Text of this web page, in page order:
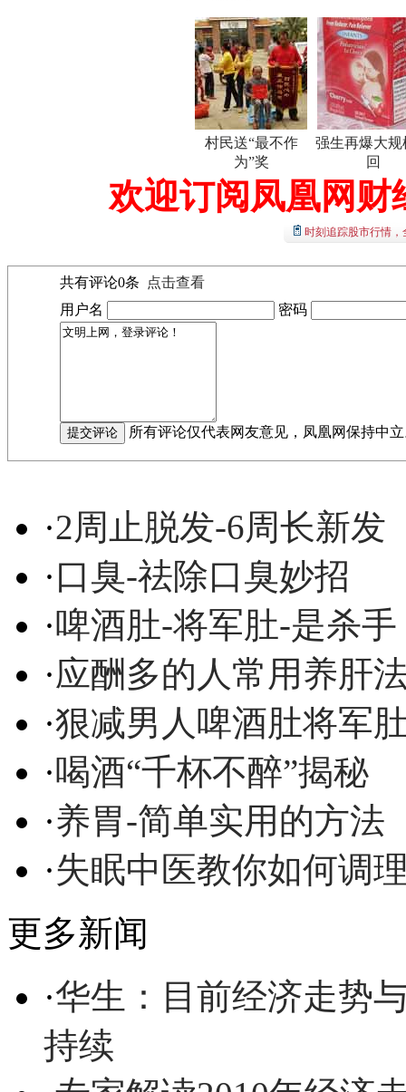
村民送“最不作
为”奖
强生再爆大规
回
欢迎订阅凤凰网财
时刻追踪股市行情
共有评论0条
点击查看
用户名
密码
所有评论仅代表网友意见，凤凰网保持中
·2周止脱发-6周长新发
·口臭-祛除口臭妙招
·啤酒肚-将军肚-是杀手
·应酬多的人常用养肝
·狠减男人啤酒肚将军
·喝酒“千杯不醉”揭秘
·养胃-简单实用的方法
·失眠中医教你如何调
更多新闻
·华生：目前经济走势
持续